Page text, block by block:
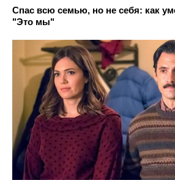
Спас всю семью, но не себя: как
"Это мы"